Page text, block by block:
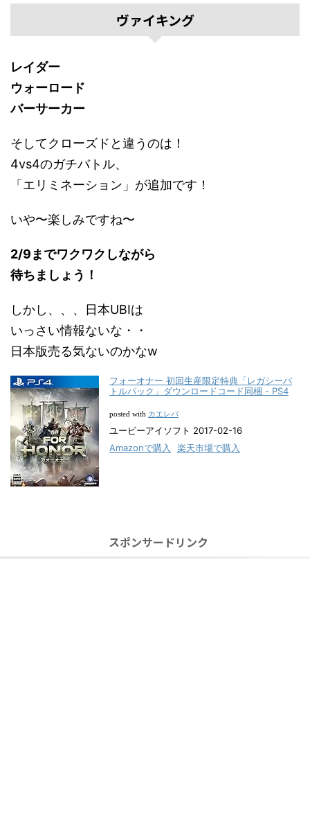
ヴァイキング
レイダー
ウォーロード
バーサーカー
そしてクローズドと違うのは！
4vs4のガチバトル、
「エリミネーション」が追加です！
いや〜楽しみですね〜
2/9までワクワクしながら
待ちましょう！
しかし、、、日本UBIは
いっさい情報ないな・・
日本版売る気ないのかなw
フォーオナー 初回生産限定特典「レガシーバ
トルパック」ダウンロードコード同梱 - PS4
posted with カエレバ
ユービーアイソフト 2017-02-16
Amazonで購入
楽天市場で購入
スポンサードリンク